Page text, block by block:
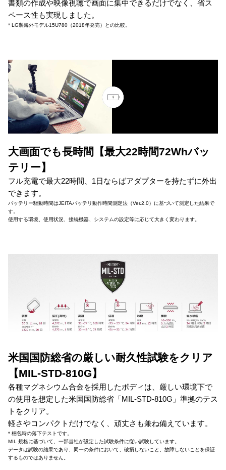
書類の作成や映像視聴で画面に集中できるだけでなく、省ス
ペース性も実現しました。
* LG製海外モデル15U780（2018年発売）との比較。
大画面でも長時間【最大22時間72Whバッ
テリー】
フル充電で最大22時間、1日ならばアダプターを持たずに外出
できます。
バッテリー駆動時間はJEITAバッテリ動作時間測定法（Ver.2.0）に基づいて測定した結果で
す。
使用する環境、使用状況、接続機器、システムの設定等に応じて大きく変わります。
米国国防総省の厳しい耐久性試験をクリア
【MIL-STD-810G】
各種マグネシウム合金を採用したボディは、厳しい環境下で
の使用を想定した米国国防総省「MIL-STD-810G」準拠のテス
トをクリア。
軽さやコンパクトだけでなく、頑丈さも兼ね備えています。
* 梱包時の落下テストです。
MIL 規格に基づいて、一部当社が設定した試験条件に従い試験しています。
データは試験の結果であり、同一の条件において、破損しないこと、故障しないことを保証
するものではありません。